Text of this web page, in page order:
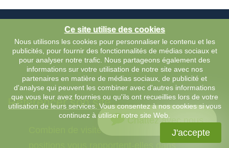
Référencer son site
Combien de visiteurs les 10 premières
positions vous rapportent-elles dans
Chattez avec nous
Ce site utilise des cookies
Nous utilisons les cookies pour personnaliser le contenu et les
publicités, pour fournir des fonctionnalités de médias sociaux et
pour analyser notre trafic. Nous partageons également des
informations sur votre utilisation de notre site avec nos
partenaires en matière de médias sociaux, de publicité et
d'analyse qui peuvent les combiner avec d'autres informations
que vous leur avez fournies ou qu'ils ont recueillies lors de votre
utilisation de leurs services. Vous consentez à nos cookies si vous
continuez à utiliser notre site Web.
J'accepte